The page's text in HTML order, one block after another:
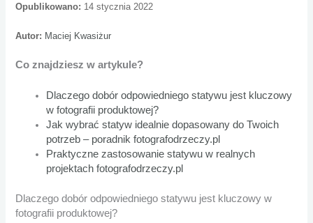
Opublikowano: 14 stycznia 2022
Autor: Maciej Kwasiżur
Co znajdziesz w artykule?
Dlaczego dobór odpowiedniego statywu jest kluczowy
w fotografii produktowej?
Jak wybrać statyw idealnie dopasowany do Twoich
potrzeb – poradnik fotografodrzeczy.pl
Praktyczne zastosowanie statywu w realnych
projektach fotografodrzeczy.pl
Dlaczego dobór odpowiedniego statywu jest kluczowy w
fotografii produktowej?